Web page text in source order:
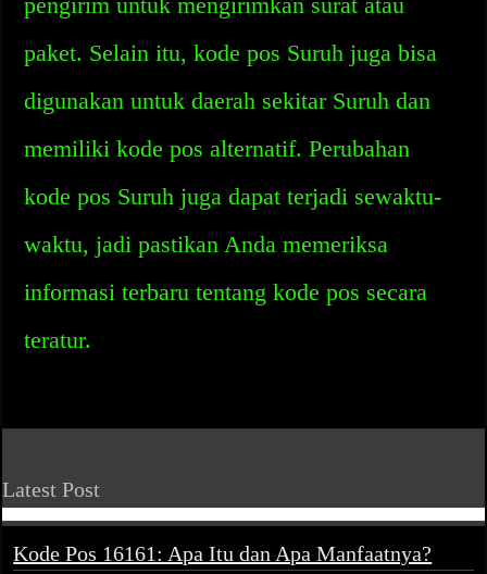
paket. Selain itu, kode pos Suruh juga bisa
digunakan untuk daerah sekitar Suruh dan
memiliki kode pos alternatif. Perubahan
kode pos Suruh juga dapat terjadi sewaktu-
waktu, jadi pastikan Anda memeriksa
informasi terbaru tentang kode pos secara
teratur.
Latest Post
Kode Pos 16161: Apa Itu dan Apa Manfaatnya?